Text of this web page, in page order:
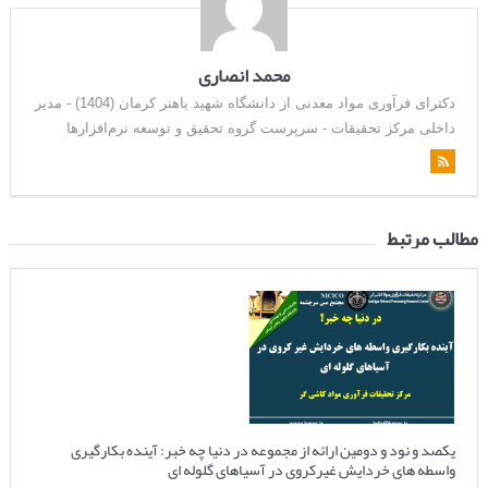
محمد انصاری
دکترای فرآوری مواد معدنی از دانشگاه شهید باهنر کرمان (1404) - مدیر
داخلی مرکز تحقیقات - سرپرست گروه تحقیق و توسعه نرم‌افزارها
مطالب مرتبط
یکصد و نود و دومین ارائه از مجموعه در دنیا چه خبر: آینده بکارگیری
واسطه های خردایش غیرکروی در آسیاهای گلوله ای